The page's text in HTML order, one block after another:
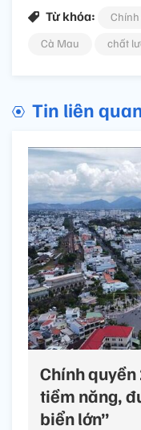
Từ khóa:
Cà Mau
chất
Tin liên
Chính
tiềm năng,
biển lớn”